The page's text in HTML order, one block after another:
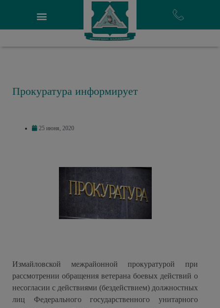
Прокуратура информирует
25 июня, 2020
Измайловской межрайонной прокуратурой при
рассмотрении обращения ветерана боевых действий о
несогласии с действиями (бездействием) должностных
лиц Федерального государственного унитарного